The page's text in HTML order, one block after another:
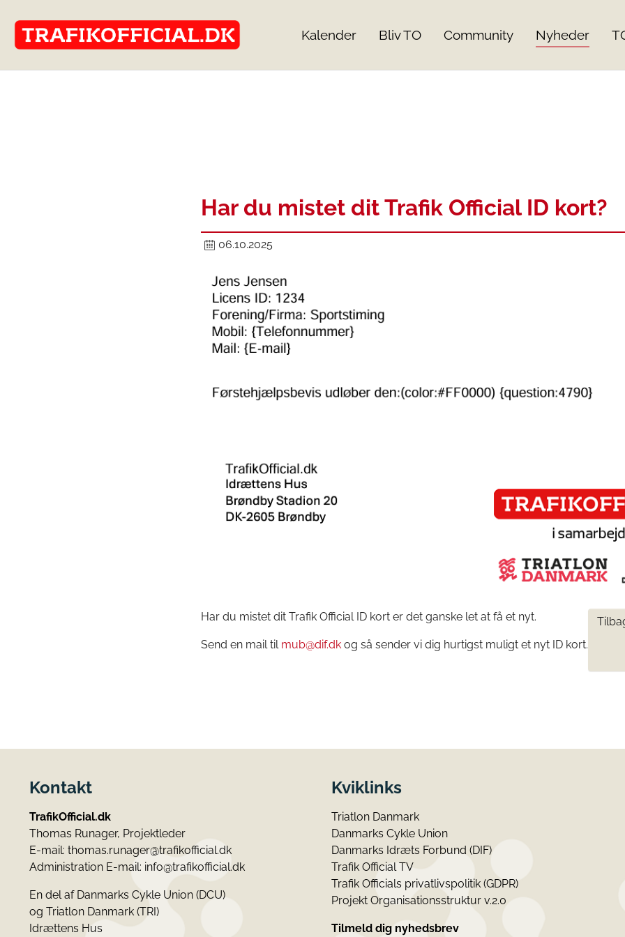
Kalender Bliv TO Community Nyheder
Har du mistet dit Trafik Official ID kort?
06.10.2025
Har du mistet dit Trafik Official ID kort er det ganske let at få et nyt.
Send en mail til mub@dif.dk og så sender vi dig hurtigst muligt et nyt ID kort.
Kontakt
TrafikOfficial.dk
Thomas Runager, Projektleder
E-mail: thomas.runager@trafikofficial.dk
Administration E-mail: info@trafikofficial.dk
En del af Danmarks Cykle Union (DCU)
og Triatlon Danmark (TRI)
Idrættens Hus
Kviklinks
Triatlon Danmark
Danmarks Cykle Union
Danmarks Idræts Forbund (DIF)
Trafik Official TV
Trafik Officials privatlivspolitik (GDPR)
Projekt Organisationsstruktur v.2.0
Tilmeld dig nyhedsbrev